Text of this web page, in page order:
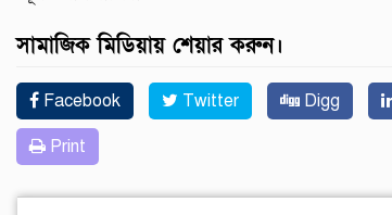
সামাজিক মিডিয়ায় শেয়ার করুন।
Facebook Twitter Digg
Print